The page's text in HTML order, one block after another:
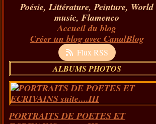
Poésie, Littérature, Peinture, World
music, Flamenco
Accueil du blog
Créer un blog avec CanalBlog
Flux RSS
ALBUMS PHOTOS
PORTRAITS DE POETES ET